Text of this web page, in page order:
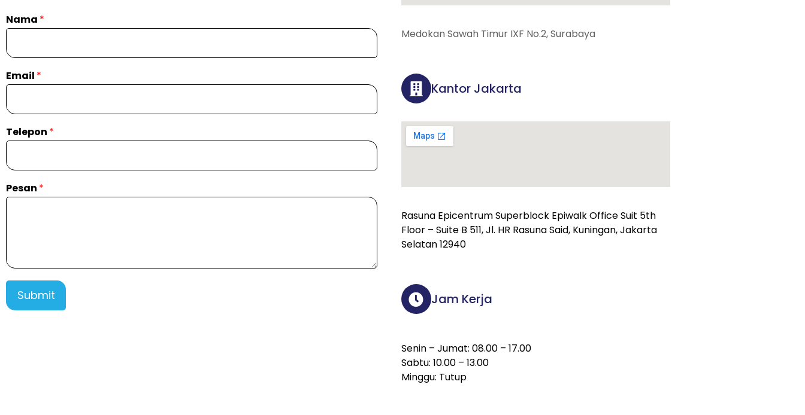
Nama *
Email *
Telepon *
Pesan *
Submit
Medokan Sawah Timur IXF No.2, Surabaya
Kantor Jakarta
Rasuna Epicentrum Superblock Epiwalk Office Suit 5th
Floor – Suite B 511, Jl. HR Rasuna Said, Kuningan, Jakarta
Selatan 12940
Jam Kerja
Senin – Jumat: 08.00 – 17.00
Sabtu: 10.00 – 13.00
Minggu: Tutup